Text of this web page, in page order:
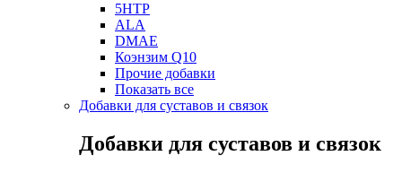
5HTP
ALA
DMAE
Коэнзим Q10
Прочие добавки
Показать все
Добавки для суставов и связок
Добавки для суставов и связок